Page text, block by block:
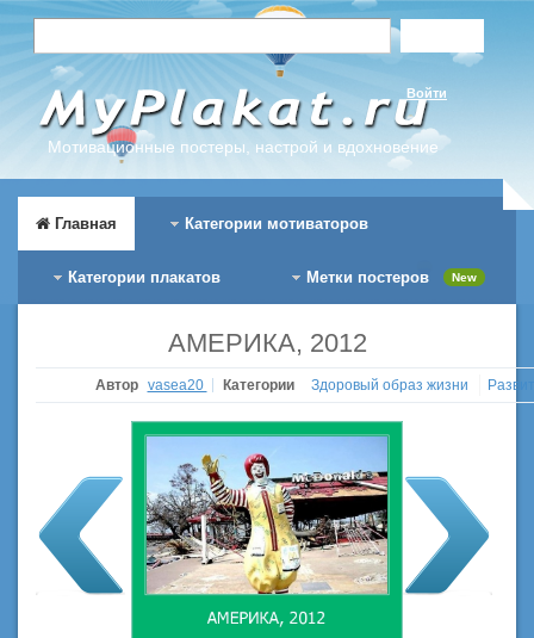
Мотивационные постеры, настрой и вдохновение
Войти
Главная Категории мотиваторов
Категории плакатов Метки постеров New
АМЕРИКА, 2012
Автор vasea20 Категории Здоровый образ жизни